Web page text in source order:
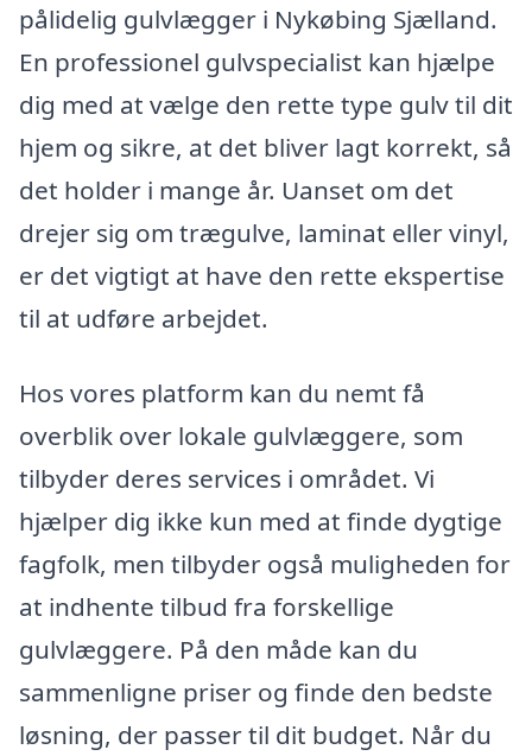
pålidelig gulvlægger i Nykøbing Sjælland.
En professionel gulvspecialist kan hjælpe
dig med at vælge den rette type gulv til dit
hjem og sikre, at det bliver lagt korrekt, så
det holder i mange år. Uanset om det
drejer sig om trægulve, laminat eller vinyl,
er det vigtigt at have den rette ekspertise
til at udføre arbejdet.
Hos vores platform kan du nemt få
overblik over lokale gulvlæggere, som
tilbyder deres services i området. Vi
hjælper dig ikke kun med at finde dygtige
fagfolk, men tilbyder også muligheden for
at indhente tilbud fra forskellige
gulvlæggere. På den måde kan du
sammenligne priser og finde den bedste
løsning, der passer til dit budget. Når du